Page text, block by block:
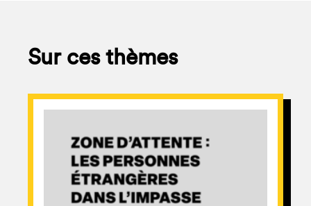
Sur ces thèmes